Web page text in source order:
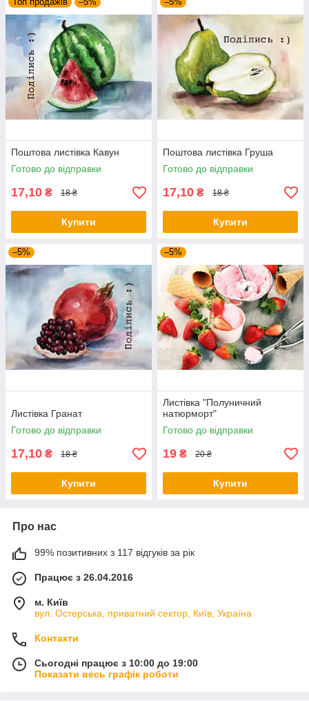
Поштова листівка Кавун
Готово до відправки
17,10 ₴ 18 ₴
Купити
Поштова листівка Груша
Готово до відправки
17,10 ₴ 18 ₴
Купити
–5%
Листівка Гранат
Готово до відправки
17,10 ₴ 18 ₴
Купити
–5%
Листівка "Полуничний
натюрморт"
Готово до відправки
19 ₴ 20 ₴
Купити
Про нас
99% позитивних з 117 відгуків за рік
Працює з 26.04.2016
м. Київ
вул. Остерська, приватний сектор, Київ, Україна
Контакти
Сьогодні працює з 10:00 до 19:00
Показати весь графік роботи